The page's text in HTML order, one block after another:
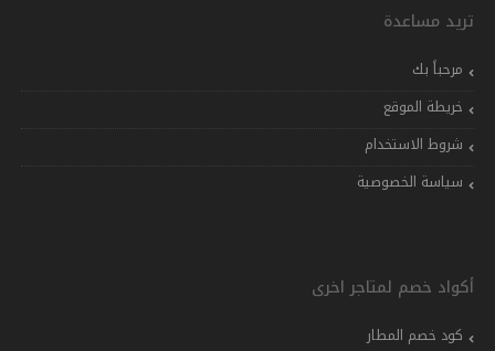
تريد مساعدة
مرحباً بك
خريطة الموقع
شروط الاستخدام
سياسة الخصوصية
أكواد خصم لمتاجر اخرى
كود خصم المطار